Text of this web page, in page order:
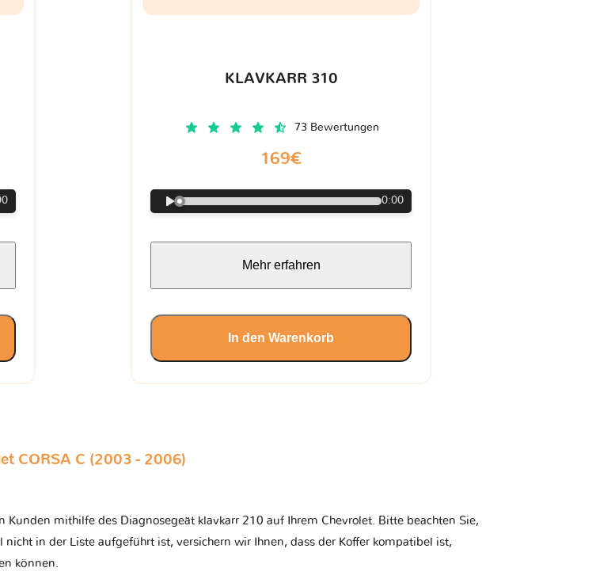
KLAVKARR 310
73 Bewertungen
169€
0:00
Mehr erfahren
In den Warenkorb
CORSA C (2003 - 2006)
mithilfe des Diagnosegeät klavkarr 210 auf Ihrem Chevrolet. Bitte beachten Sie,
in der Liste aufgeführt ist, versichern wir Ihnen, dass der Koffer kompatibel ist,
können.